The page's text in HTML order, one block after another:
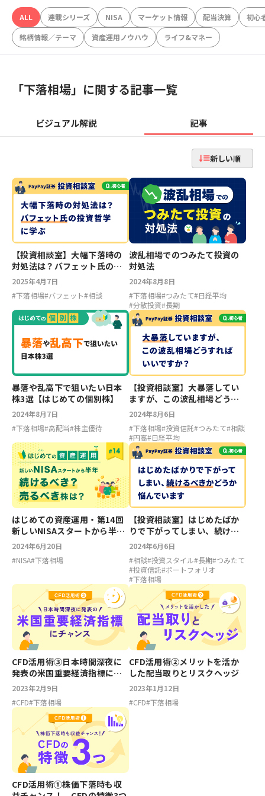
ALL 連載シリーズ NISA マーケット情報 配当決算
初心
銘柄情報／テーマ
資産運用ノウハウ ライフ&マネー
「下落相場」に関する記事一覧
ビジュアル解説 記事
新しい順
【投資相談室】大幅下落時の
対処法は？バフェット氏の投
資哲学に学ぶ
2025年4月7日
#下落相場#バフェット#相談
波乱相場でのつみたて投資の
対処法
2024年8月8日
#下落相場#つみたて#日経平均
#分散投資#長期
暴落や乱高下で狙いたい日本
株3選【はじめての個別株】
2024年8月7日
#下落相場#高配当#株主優待
【投資相談室】大暴落してい
ますが、この波乱相場どうす
ればいいですか？
2024年8月6日
#下落相場#投資信託#つみたて#相談
#円高#日経平均
はじめての資産運用・第14回
新しいNISAスタートから半
年。続けるべき？売るべき株
2024年6月20日
#NISA#下落相場
【投資相談室】はじめたばか
りで下がってしまい、続ける
べきかどうか悩んでいます
2024年6月6日
#相談#投資スタイル#長期#つみたて
#投資信託#ポートフォリオ
#下落相場
CFD活用術③日本時間深夜に
発表の米国重要経済指標にチ
ャンス
2023年2月9日
#CFD#下落相場
CFD活用術②メリットを活か
した配当取りとリスクヘッジ
2023年1月12日
#CFD#下落相場
CFD活用術①株価下落時も収